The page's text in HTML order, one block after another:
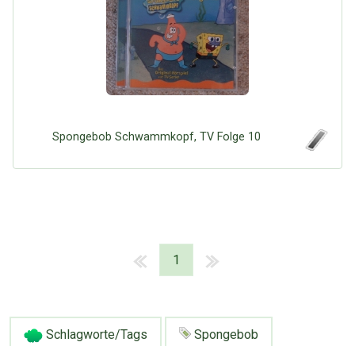
Spongebob Schwammkopf, TV Folge 10
1
Schlagworte/Tags Spongebob